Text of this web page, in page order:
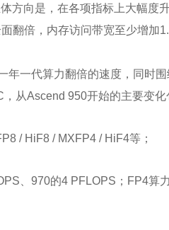
方向是，在各项指标上大幅度
翻倍，内存访问带宽至少增加
一代算力翻倍的速度，同时
从Ascend 950开始的主要变化
/ HiF8 / MXFP4 / HiF4等；
、970的4 PFLOPS；FP4算